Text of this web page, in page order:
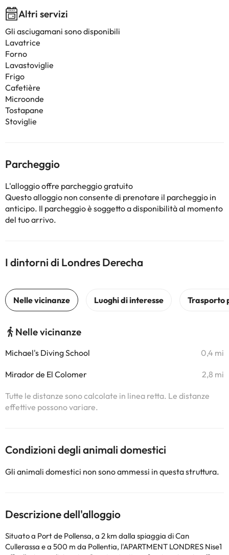
Altri servizi
Gli asciugamani sono disponibili
Lavatrice
Forno
Lavastoviglie
Frigo
Cafetière
Microonde
Tostapane
Stoviglie
Parcheggio
L'alloggio offre parcheggio gratuito
Questo alloggio non consente di prenotare il parcheggio in
anticipo. Il parcheggio è soggetto a disponibilità al momento
del tuo arrivo.
I dintorni di Londres Derecha
Nelle vicinanze
Michael's Diving School 0,4 mi
Mirador de El Colomer 2,8 mi
Tutte le distanze sono calcolate in linea retta. Le distanze
effettive possono variare.
Condizioni degli animali domestici
Gli animali domestici non sono ammessi in questa struttura.
Descrizione dell'alloggio
Situato a Port de Pollensa, a 2 km dalla spiaggia di Can
Cullerassa e a 500 m da Pollentia, l'APARTMENT LONDRES Nise1